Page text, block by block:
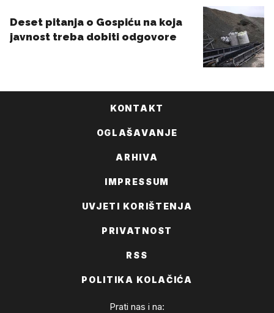
KONTAKT
OGLAŠAVANJE
ARHIVA
IMPRESSUM
UVJETI KORIŠTENJA
PRIVATNOST
RSS
POLITIKA KOLAČIĆA
Prati nas i na: